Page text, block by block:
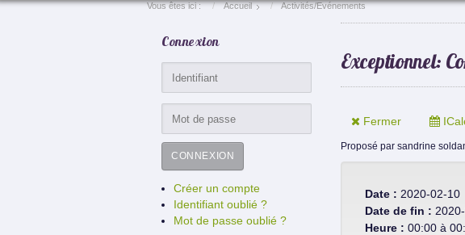
Vous êtes ici : Accueil Activités/Evénements
Connexion
CONNEXION
Créer un compte
Identifiant oublié ?
Mot de passe oublié ?
Exceptionnel:
Fermer
Proposé par sandrine
Date : 2020-02-10
Date de fin :
Heure : 00:00 à